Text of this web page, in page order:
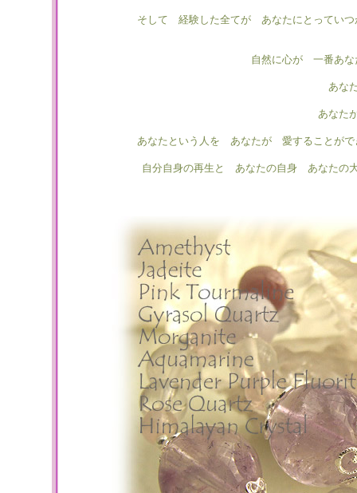
そして 経験した全てが あなたにとっていつ
自然に心が 一番あ
あな
あなた
あなたという人を あなたが 愛することが
自分自身の再生と あなたの自身 あなたの